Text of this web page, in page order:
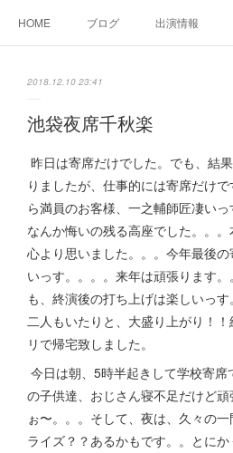
HOME ブログ 出演情報
2018.12.10 23:41
池袋夜席千秋楽
昨日は寄席だけでした。でも、結
りましたが、仕事的には寄席だけ
ら満員のお客様、一之輔師匠凄いっ
なんか悔いの残る高座でした。。
心より思いました。。。今年最後
いっす。。。。来年は頑張ります
も、終演後の打ち上げは楽しいっ
二人もいたりと、大盛り上がり！
リで帰宅致しました。
今日は朝、5時半起きして学校寄
の子供達、おじさん寝不足だけど
ぉ〜。。。そして、夜は、久々の
ライズ？？あるかもです。。とに